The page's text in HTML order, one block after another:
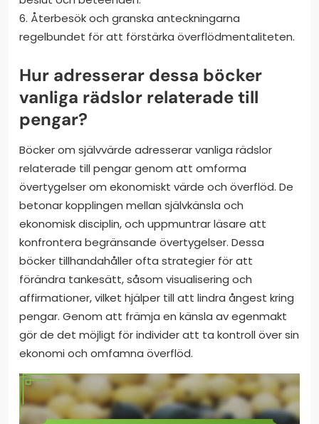
6. Återbesök och granska anteckningarna
regelbundet för att förstärka överflödmentaliteten.
Hur adresserar dessa böcker
vanliga rädslor relaterade till
pengar?
Böcker om självvärde adresserar vanliga rädslor
relaterade till pengar genom att omforma
övertygelser om ekonomiskt värde och överflöd. De
betonar kopplingen mellan självkänsla och
ekonomisk disciplin, och uppmuntrar läsare att
konfrontera begränsande övertygelser. Dessa
böcker tillhandahåller ofta strategier för att
förändra tankesätt, såsom visualisering och
affirmationer, vilket hjälper till att lindra ångest kring
pengar. Genom att främja en känsla av egenmakt
gör de det möjligt för individer att ta kontroll över sin
ekonomi och omfamna överflöd.